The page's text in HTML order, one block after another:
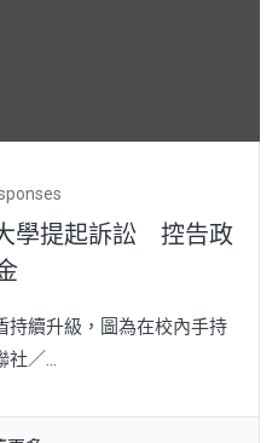
學提起訴訟 控告政
續升級，圖為在校內手持
社／...